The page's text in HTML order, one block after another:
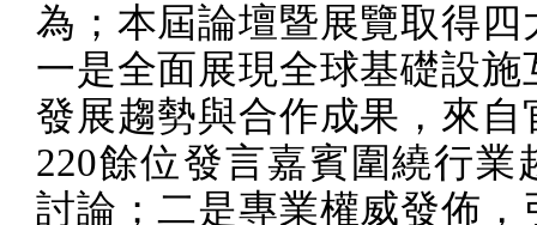
為；本屆論壇暨展覽取得四
一是全面展現全球基礎設施
發展趨勢與合作成果，來自
220餘位發言嘉賓圍繞行業
討論；二是專業權威發佈，